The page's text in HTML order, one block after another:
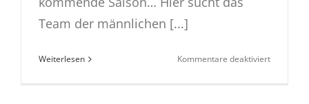
Team der männlichen [...]
Weiterlesen Kommentare deaktiviertfür